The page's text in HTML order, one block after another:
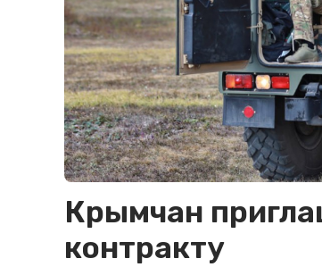
Крымчан
контракту